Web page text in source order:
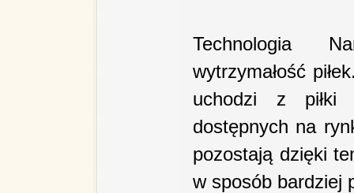
Technologia
wytrzymałość
uchodzi z
dostępnych na
pozostają dzięki
w sposób bardziej